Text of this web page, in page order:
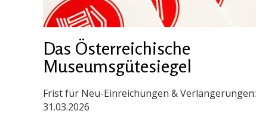
Das Österreichische
Museumsgütesiegel
Frist für Neu-Einreichungen & Verlängerungen:
31.03.2026